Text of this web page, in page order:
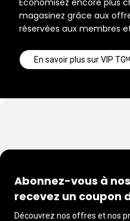
Économisez encore plus
magasinez grâce aux
réservées aux membres
En savoir plus sur VIP
Abonnez-vous à
recevez un coupon
Découvrez nos offres et nos